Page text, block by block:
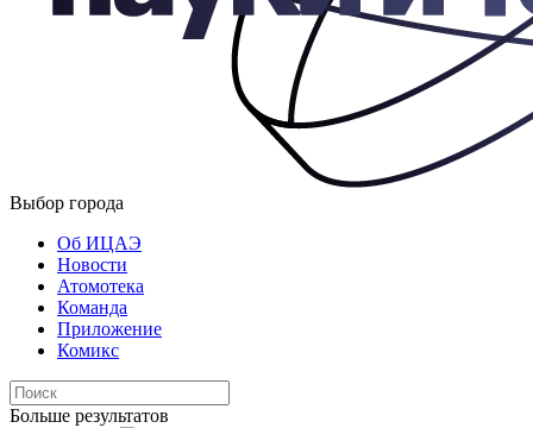
Выбор города
Об ИЦАЭ
Новости
Атомотека
Команда
Приложение
Комикс
Больше результатов